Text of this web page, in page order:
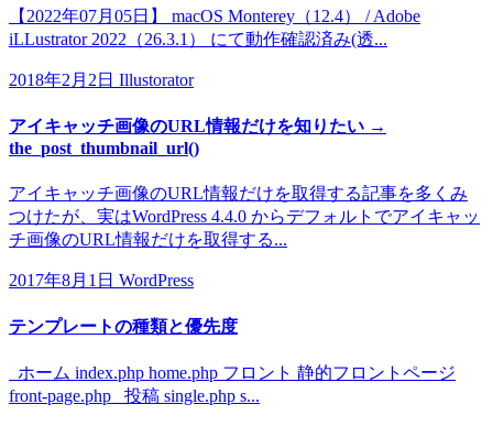
【2022年07月05日】 macOS Monterey（12.4） / Adobe
iLLustrator 2022（26.3.1） にて動作確認済み(透...
2018年2月2日 Illustorator
アイキャッチ画像のURL情報だけを知りたい →
the_post_thumbnail_url()
アイキャッチ画像のURL情報だけを取得する記事を多くみ
つけたが、実はWordPress 4.4.0 からデフォルトでアイキャッ
チ画像のURL情報だけを取得する...
2017年8月1日 WordPress
テンプレートの種類と優先度
ホーム index.php home.php フロント 静的フロントページ
front-page.php 投稿 single.php s...